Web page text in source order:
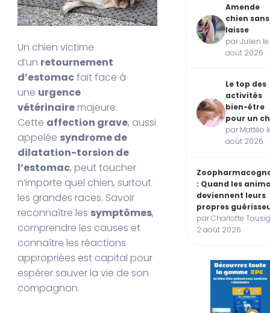
Un chien victime
d’un retournement
d’estomacfait face à
une urgence
vétérinaire majeure.
Cette affection grave, aussi
appelée syndrome de
dilatation-torsion de
l’estomac, peut toucher
n’importe quel chien, surtout
les grandes races. Savoir
reconnaître les symptômes,
comprendre les causes et
connaître les réactions
appropriées est capital pour
espérer sauver la vie de son
compagnon.
Amende
chien sans
laisse
par Julien
août 2026
Le top des
activités
bien-être
pour un
par Mattéo
août 2026
: Quand les
deviennent leurs
propres
par Charlotte
2 août 2026